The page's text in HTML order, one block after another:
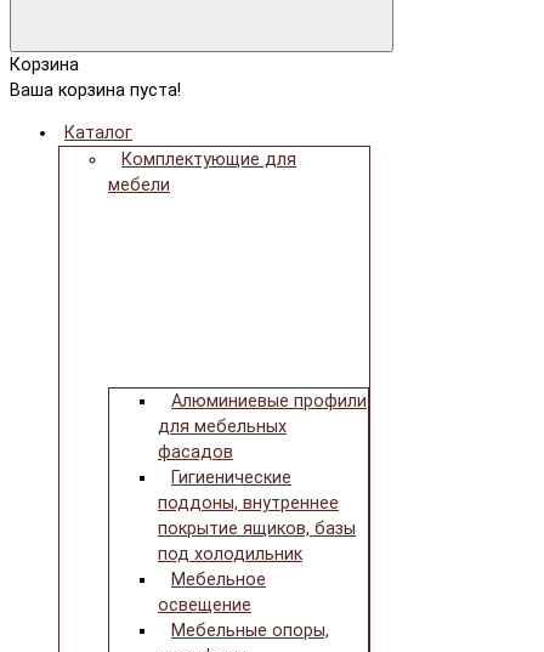
Корзина
Ваша корзина пуста!
Каталог
Комплектующие для
мебели
Алюминиевые профили
для мебельных
фасадов
Гигиенические
поддоны, внутреннее
покрытие ящиков, базы
под холодильник
Мебельное
освещение
Мебельные опоры,